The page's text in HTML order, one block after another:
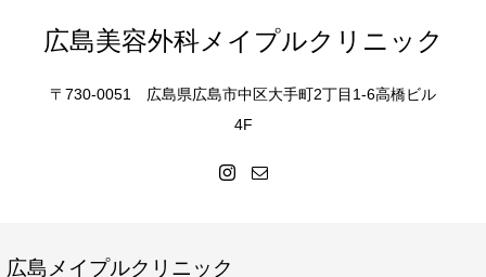
広島美容外科メイプルクリニック
〒730-0051 広島県広島市中区大手町2丁目1-6高橋ビル
4F
広島メイプルクリニック